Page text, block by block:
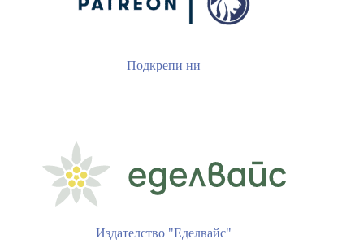
Подкрепи ни
Издателство "Еделвайс"